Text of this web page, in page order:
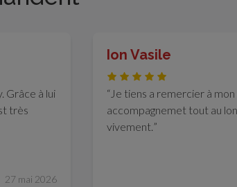
27 mai 2026
Grâce à lui
très
Ion Vasile
Je tiens a remercier à
accompagnemet tout au
vivement.